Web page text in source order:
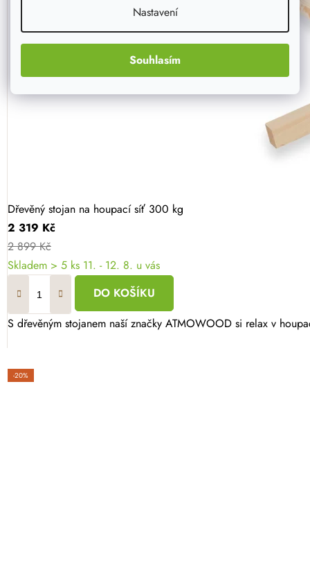
Nastavení
Souhlasím
Dřevěný stojan na houpací síť 300 kg
2 319 Kč
2 899 Kč
Skladem > 5 ks 11. - 12. 8. u vás
DO KOŠÍKU
S dřevěným stojanem naší značky ATMOWOOD si relax v
-20%